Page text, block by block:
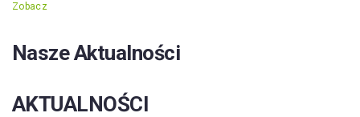
Zobacz
Nasze Aktualności
AKTUALNOŚCI